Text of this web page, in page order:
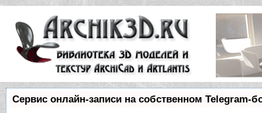
Сервис онлайн-записи на собственном Telegram-